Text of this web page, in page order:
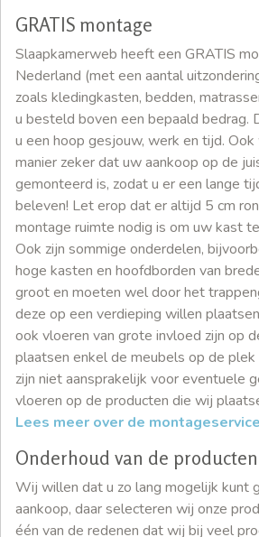
GRATIS montage
Slaapkamerweb heeft een GRATIS
Nederland (met een aantal
zoals kledingkasten, bedden,
u besteld boven een bepaald bedrag.
u een hoop gesjouw, werk en tijd.
manier zeker dat uw aankoop op de
gemonteerd is, zodat u er een lange
beleven! Let erop dat er altijd 5 cm
montage ruimte nodig is om uw kast
Ook zijn sommige onderdelen,
hoge kasten en hoofdborden van
groot en moeten wel door het
deze op een verdieping willen
ook vloeren van grote invloed zijn op
plaatsen enkel de meubels op de
zijn niet aansprakelijk voor eventuele
vloeren op de producten die wij
Lees meer over de
Onderhoud van de producten
Wij willen dat u zo lang mogelijk kunt
aankoop, daar selecteren wij onze
één van de redenen dat wij bij veel